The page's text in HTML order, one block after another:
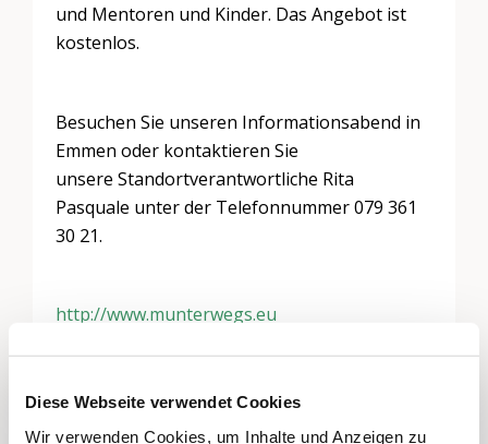
Diese Webseite verwendet Cookies
Wir verwenden Cookies, um Inhalte und Anzeigen zu
und Mentoren und Kinder. Das Angebot ist
kostenlos.
Besuchen Sie unseren Informationsabend in
Emmen oder kontaktieren Sie
unsere Standortverantwortliche Rita
Pasquale unter der Telefonnummer 079 361
30 21.
http://www.munterwegs.eu